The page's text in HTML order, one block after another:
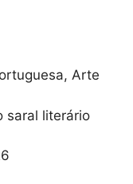
Arte
saral literário